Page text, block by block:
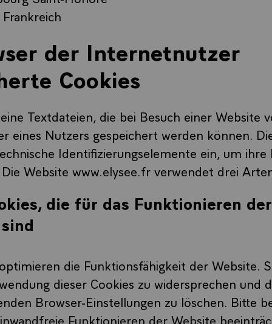
der Internetnutzer
Cookies
Textdateien, die bei Besuch einer Website
eines Nutzers gespeichert werden können.
Identifizierungselemente ein, um
Website www.elysee.fr verwendet drei
die für das Funktionieren
die Funktionsfähigkeit der Website.
dieser Cookies zu widersprechen und
Browser-Einstellungen zu löschen. Bitte
Funktionieren der Website